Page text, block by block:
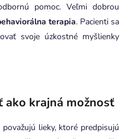
pomoc. Veľmi dobrou
terapia. Pacienti sa
svoje úzkostné myšlienky
ako krajná možnosť
lieky, ktoré predpisujú